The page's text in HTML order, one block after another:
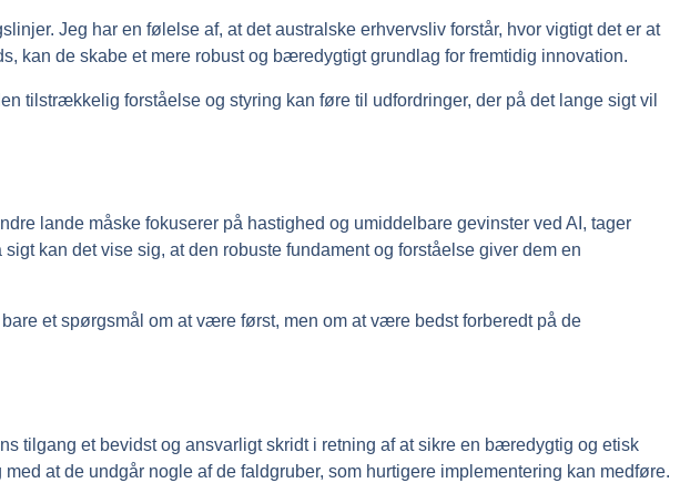
Jeg har en følelse af, at det australske erhvervsliv forstår, hvor vigtigt det er at
kan de skabe et mere robust og bæredygtigt grundlag for fremtidig innovation.
tilstrækkelig forståelse og styring kan føre til udfordringer, der på det lange sigt vil
lande måske fokuserer på hastighed og umiddelbare gevinster ved AI, tager
kan det vise sig, at den robuste fundament og forståelse giver dem en
et spørgsmål om at være først, men om at være bedst forberedt på de
tilgang et bevidst og ansvarligt skridt i retning af at sikre en bæredygtig og etisk
at de undgår nogle af de faldgruber, som hurtigere implementering kan medføre.